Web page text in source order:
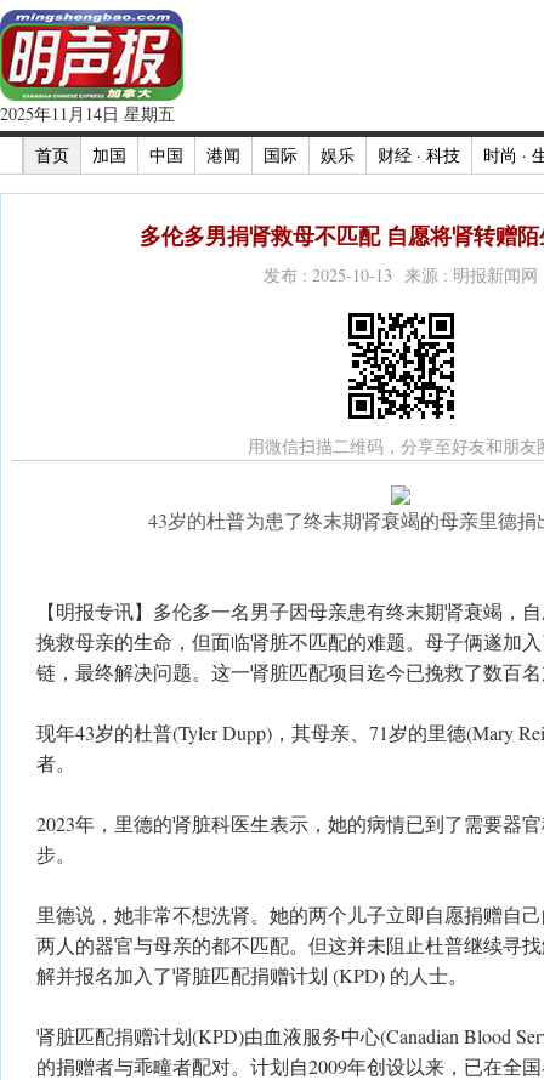
2025年11月14日 星期五
首页
加国 中国 港闻 国际 娱乐 财经 · 科技 时尚 ·
多伦多男捐肾救母不匹配 自愿将肾转赠
发布 : 2025-10-13 来源 : 明报新闻网
用微信扫描二维码，分享至好友和朋友
43岁的杜普为患了终末期肾衰竭的母亲里德
【明报专讯】多伦多一名男子因母亲患有终末期肾衰竭，
挽救母亲的生命，但面临肾脏不匹配的难题。母子俩遂加
链，最终解决问题。这一肾脏匹配项目迄今已挽救了数百
现年43岁的杜普(Tyler Dupp)，其母亲、71岁的里德(Mary
者。
2023年，里德的肾脏科医生表示，她的病情已到了需要器
步。
里德说，她非常不想洗肾。她的两个儿子立即自愿捐赠自
两人的器官与母亲的都不匹配。但这并未阻止杜普继续寻
解并报名加入了肾脏匹配捐赠计划 (KPD) 的人士。
肾脏匹配捐赠计划(KPD)由血液服务中心(Canadian Blood
的捐赠者与乖疃者配对。计划自2009年创设以来，已在全